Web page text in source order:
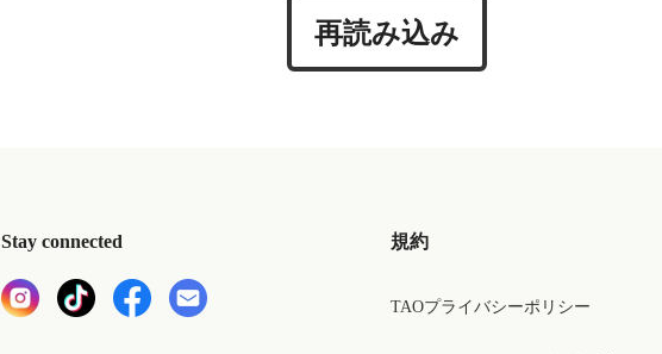
再読み込み
Stay connected 規約
TAOプライバシーポリシー